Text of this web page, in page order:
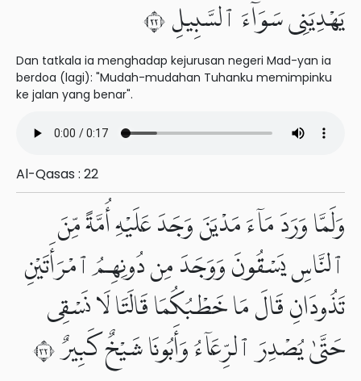
يَهْدِيَنِى سَوَآءَ ٱلسَّبِيلِ ٢٢
Dan tatkala ia menghadap kejurusan negeri Mad-yan ia
berdoa (lagi): "Mudah-mudahan Tuhanku memimpinku
ke jalan yang benar".
Al-Qasas : 22
وَلَمَّا وَرَدَ مَآءَ مَدْيَنَ وَجَدَ عَلَيْهِ أُمَّةً مِّنَ
ٱلنَّاسِ يَسْقُونَ وَوَجَدَ مِن دُونِهِمُ ٱمْرَأَتَيْنِ
تَذُودَانِ قَالَ مَا خَطْبُكُمَا قَالَتَا لَا نَسْقِى
حَتَّىٰ يُصْدِرَ ٱلرِّعَآءُ وَأَبُونَا شَيْخٌ كَبِيرٌ ٢٣